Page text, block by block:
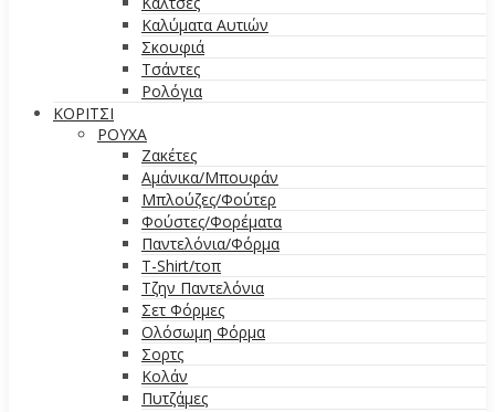
Καλύματα Αυτιών
Σκουφιά
Τσάντες
Ρολόγια
ΚΟΡΙΤΣΙ
ΡΟΥΧΑ
Ζακέτες
Αμάνικα/Μπουφάν
Μπλούζες/Φούτερ
Φούστες/Φορέματα
Παντελόνια/Φόρμα
T-Shirt/τοπ
Τζην Παντελόνια
Σετ Φόρμες
Ολόσωμη Φόρμα
Σορτς
Κολάν
Πυτζάμες